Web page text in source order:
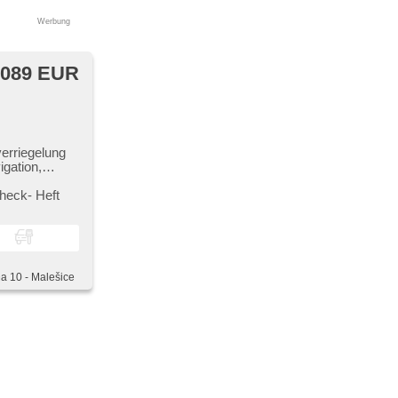
Werbung
EUR
bezklíčové
paket,
brzda,
Heft
10 - Malešice